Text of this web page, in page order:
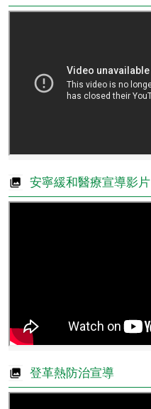
安寧緩和醫療宣導影片
登革熱防治宣導